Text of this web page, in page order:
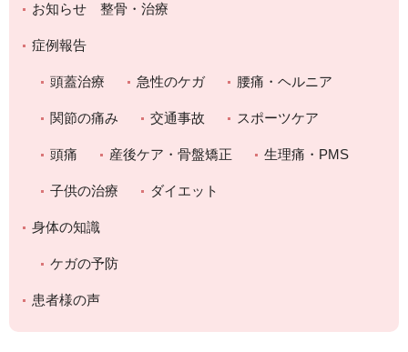
お知らせ 整骨・治療
症例報告
頭蓋治療 急性のケガ 腰痛・ヘルニア
関節の痛み 交通事故 スポーツケア
頭痛 産後ケア・骨盤矯正 生理痛・PMS
子供の治療 ダイエット
身体の知識
ケガの予防
患者様の声